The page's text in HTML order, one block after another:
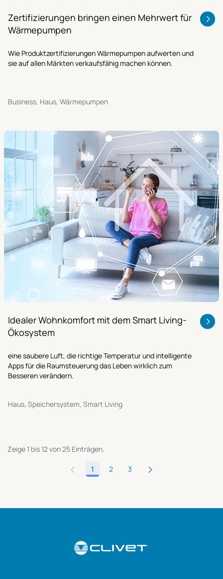
Zertifizierungen bringen einen Mehrwert für
Wärmepumpen
Wie Produktzertifizierungen Wärmepumpen aufwerten und
sie auf allen Märkten verkaufsfähig machen können.
Business, Haus, Wärmepumpen
Idealer Wohnkomfort mit dem Smart Living-
Ökosystem
eine saubere Luft, die richtige Temperatur und intelligente
Apps für die Raumsteuerung das Leben wirklich zum
Besseren verändern.
Haus, Speichersystem, Smart Living
Zeige 1 bis 12 von 25 Einträgen.
Seite
1 Seite
2 Seite
3